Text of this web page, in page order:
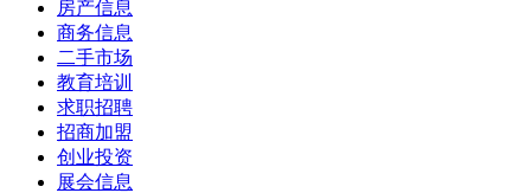
房产信息
商务信息
二手市场
教育培训
求职招聘
招商加盟
创业投资
展会信息